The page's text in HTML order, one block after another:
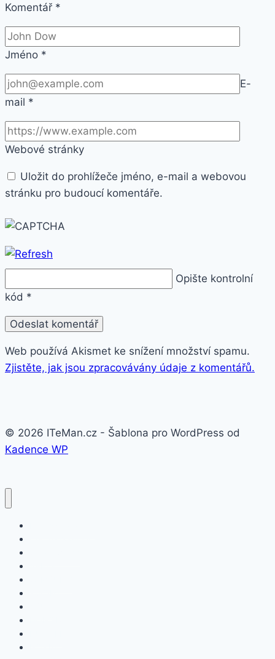
Komentář *
Jméno *
E-
mail *
Webové stránky
Uložit do prohlížeče jméno, e-mail a webovou
stránku pro budoucí komentáře.
Opište kontrolní
kód *
Web používá Akismet ke snížení množství spamu.
Zjistěte, jak jsou zpracovávány údaje z komentářů.
© 2026 ITeMan.cz - Šablona pro WordPress od
Kadence WP